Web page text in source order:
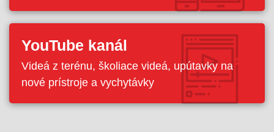
YouTube kanál
Videá z terénu, školiace videá, upútavky na
nové prístroje a vychytávky